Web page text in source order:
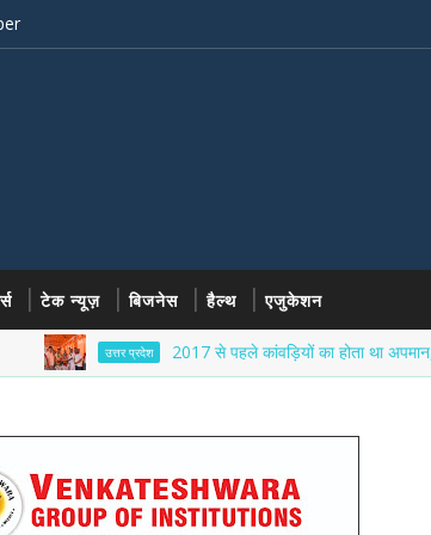
टेक न्यूज़ बिजनेस हैल्थ एजुकेशन
उत्तर प्रदेश 2017 से पहले कांवड़ियों का होता था अपमान, अब मोदी-